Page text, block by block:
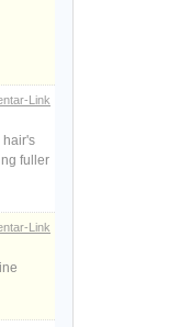
Link
hair's
fuller
Link